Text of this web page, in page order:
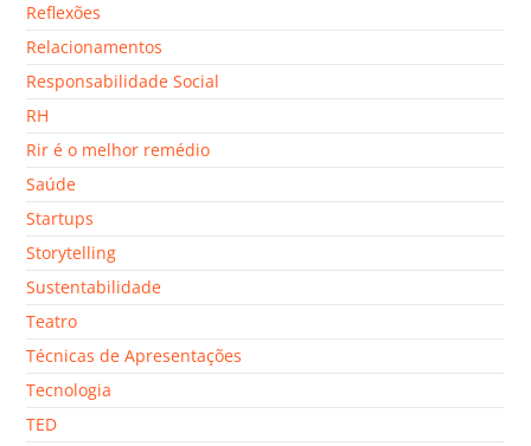
Reflexões
Relacionamentos
Responsabilidade Social
RH
Rir é o melhor remédio
Saúde
Startups
Storytelling
Sustentabilidade
Teatro
Técnicas de Apresentações
Tecnologia
TED